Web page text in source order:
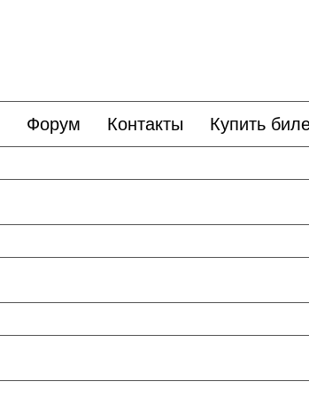
Форум Контакты Купить